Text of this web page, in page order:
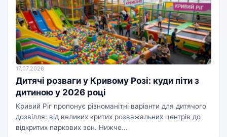
17.07.2026
Дитячі розваги у Кривому Розі: куди піти з
дитиною у 2026 році
Кривий Ріг пропонує різноманітні варіанти для дитячого
дозвілля: від великих критих розважальних центрів до
відкритих паркових зон. Нижче...